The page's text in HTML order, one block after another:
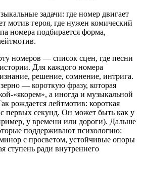
задачи: где номер двигает
мотив героя, где нужен комический
номера подбирается форма,
номеров — список сцен, где песни
Для каждого номера
решение, сомнение, интрига.
— короткую фразу, которая
«якорем», а иногда и музыкальной
рождается лейтмотив: короткая
первых секунд. Он может быть как у
у времени или дороги). Дальше
поддерживают психологию:
с просветом, устойчивые опоры
ступень ради внутреннего